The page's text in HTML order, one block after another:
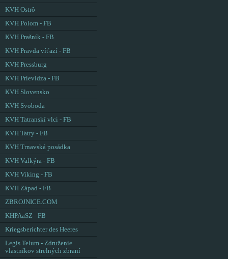
KVH Ostrô
KVH Polom - FB
KVH Prašník - FB
KVH Pravda víťazí - FB
KVH Pressburg
KVH Prievidza - FB
KVH Slovensko
KVH Svoboda
KVH Tatranskí vlci - FB
KVH Tatry - FB
KVH Trnavská posádka
KVH Valkýra - FB
KVH Viking - FB
KVH Západ - FB
ZBROJNICE.COM
KHPAaSZ - FB
Kriegsberichter des Heeres
Legis Telum - Združenie
vlastníkov strelných zbraní